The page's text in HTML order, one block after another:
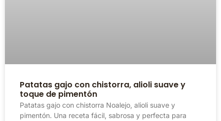
Patatas gajo con chistorra, alioli suave y
toque de pimentón
Patatas gajo con chistorra Noalejo, alioli suave y
pimentón. Una receta fácil, sabrosa y perfecta para